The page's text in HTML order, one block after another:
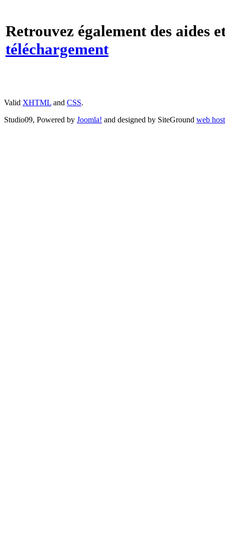
Retrouvez également des aides
téléchargement
Valid XHTML and CSS.
Studio09, Powered by Joomla! and designed by SiteGround web